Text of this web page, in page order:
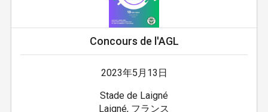
Concours de l'AGL
2023年5月13日
Stade de Laigné
Laigné, フランス